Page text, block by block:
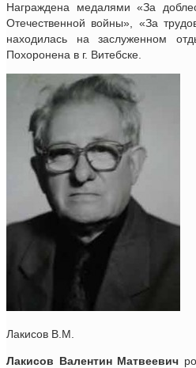
Награждена медалями «За
Отечественной войны», «За
находилась на заслуженном
Похоронена в г. Витебске.
Лакисов В.М.
Лакисов Валентин Матвеевич